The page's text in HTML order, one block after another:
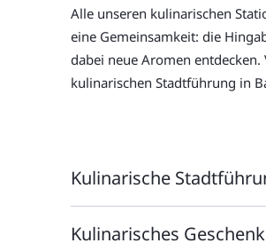
Alle unseren kulinarischen
eine Gemeinsamkeit: die
dabei neue Aromen
kulinarischen Stadtführung in
Kulinarische
kleinen verwinkelten Gassen,
Kulinarisches